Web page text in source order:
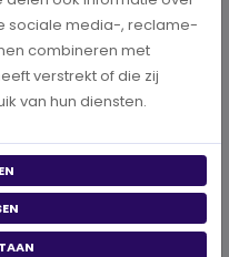
5 manieren om dit
te steunen, wil je natuurlijk
Of je nu een...
sociale media-, reclame-
combineren met
verstrekt of die zij
van hun diensten.